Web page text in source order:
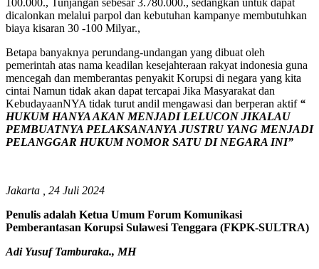
100.000., Tunjangan sebesar 3.780.000., sedangkan untuk dapat
dicalonkan melalui parpol dan kebutuhan kampanye membutuhkan
biaya kisaran 30 -100 Milyar.,
Betapa banyaknya perundang-undangan yang dibuat oleh
pemerintah atas nama keadilan kesejahteraan rakyat indonesia guna
mencegah dan memberantas penyakit Korupsi di negara yang kita
cintai Namun tidak akan dapat tercapai Jika Masyarakat dan
KebudayaanNYA tidak turut andil mengawasi dan berperan aktif “
HUKUM HANYA AKAN MENJADI LELUCON JIKALAU
PEMBUATNYA PELAKSANANYA JUSTRU YANG MENJADI
PELANGGAR HUKUM NOMOR SATU DI NEGARA INI”
Jakarta , 24 Juli 2024
Penulis adalah Ketua Umum Forum Komunikasi
Pemberantasan Korupsi Sulawesi Tenggara (FKPK-SULTRA)
Adi Yusuf Tamburaka., MH